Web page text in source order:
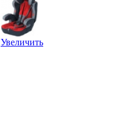
Увеличить